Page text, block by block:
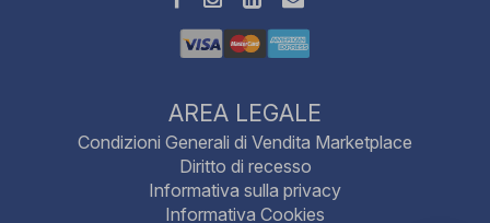
AREA LEGALE
Condizioni Generali di Vendita Marketplace
Diritto di recesso
Informativa sulla privacy
Informativa Cookies